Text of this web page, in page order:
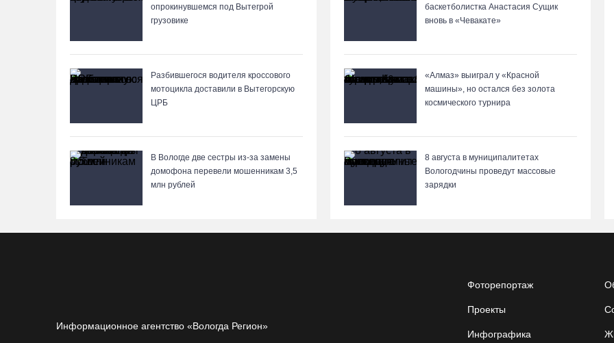
опрокинувшемся под Вытегрой
грузовике
Разбившегося водителя кроссового
мотоцикла доставили в Вытегорскую
ЦРБ
В Вологде две сестры из-за замены
домофона перевели мошенникам 3,5
млн рублей
баскетболистка Анастасия Сущик
вновь в «Чевакате»
«Алмаз» выиграл у «Красной
машины», но остался без золота
космического турнира
8 августа в муниципалитетах
Вологодчины проведут массовые
зарядки
Информационное агентство «Вологда Регион»
Фоторепортаж
Проекты
Инфографика